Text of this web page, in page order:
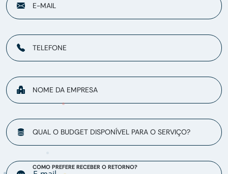
E-MAIL
TELEFONE
NOME DA EMPRESA
QUAL O BUDGET DISPONÍVEL PARA O SERVIÇO?
COMO PREFERE RECEBER O RETORNO?